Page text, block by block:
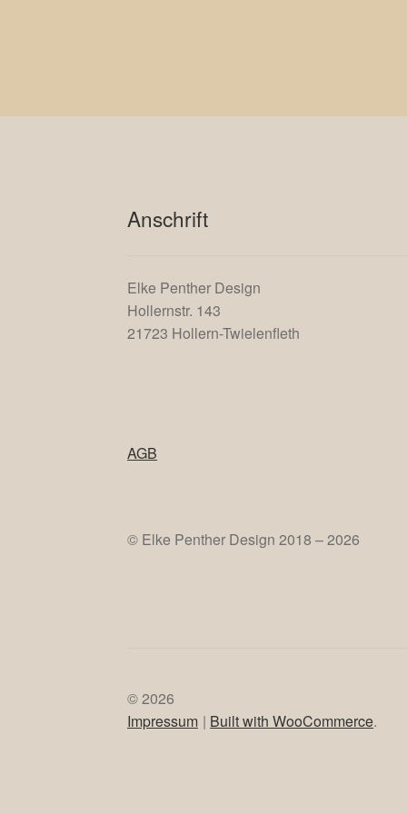
Anschrift
Elke Penther Design
Hollernstr. 143
21723 Hollern-Twielenfleth
AGB
© Elke Penther Design 2018 – 2026
© 2026
Impressum
Built with WooCommerce.